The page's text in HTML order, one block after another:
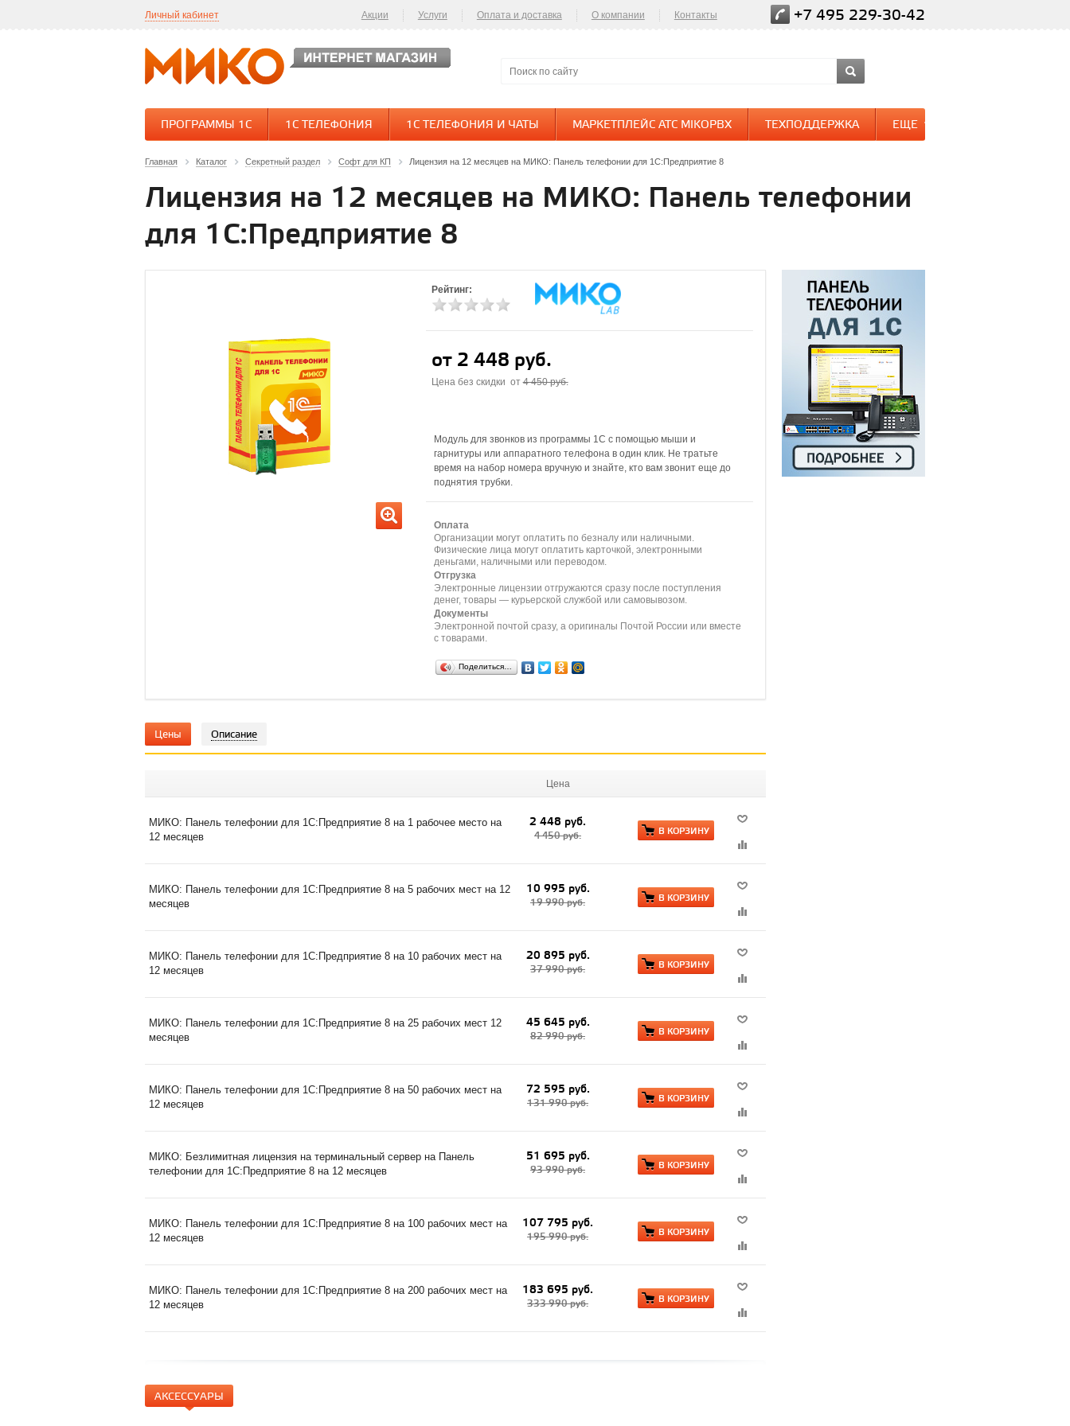
Личный кабинет Акции Услуги Оплата и доставка О компании Контакты +7 495 229-30-42
ПРОГРАММЫ 1С 1С ТЕЛЕФОНИЯ 1С ТЕЛЕФОНИЯ И ЧАТЫ МАРКЕТПЛЕЙС АТС MIKOPBX ТЕХПОДДЕРЖКА ЕЩЕ
Главная Каталог Секретный раздел Софт для КП Лицензия на 12 месяцев на МИКО: Панель телефонии для 1С:Предприятие 8
Лицензия на 12 месяцев на МИКО: Панель телефонии
для 1С:Предприятие 8
Рейтинг:
от 2 448 руб.
Цена без скидки от4 450 руб.
Модуль для звонков из программы 1С с помощью мыши и
гарнитуры или аппаратного телефона в один клик. Не тратьте
время на набор номера вручную и знайте, кто вам звонит еще до
поднятия трубки.
Оплата
Организации могут оплатить по безналу или наличными.
Физические лица могут оплатить карточкой, электронными
деньгами, наличными или переводом.
Отгрузка
Электронные лицензии отгружаются сразу после поступления
денег, товары — курьерской службой или самовывозом.
Документы
Электронной почтой сразу, а оригиналы Почтой России или вместе
с товарами.
Поделиться…
Цены Описание
Цена
МИКО: Панель телефонии для 1С:Предприятие 8 на 1 рабочее место на
12 месяцев
2 448 руб.
4 450 руб. В КОРЗИНУ
МИКО: Панель телефонии для 1С:Предприятие 8 на 5 рабочих мест на 12
месяцев
10 995 руб.
19 990 руб. В КОРЗИНУ
МИКО: Панель телефонии для 1С:Предприятие 8 на 10 рабочих мест на
12 месяцев
20 895 руб.
37 990 руб. В КОРЗИНУ
МИКО: Панель телефонии для 1С:Предприятие 8 на 25 рабочих мест 12
месяцев
45 645 руб.
82 990 руб. В КОРЗИНУ
МИКО: Панель телефонии для 1С:Предприятие 8 на 50 рабочих мест на
12 месяцев
72 595 руб.
131 990 руб. В КОРЗИНУ
МИКО: Безлимитная лицензия на терминальный сервер на Панель
телефонии для 1С:Предприятие 8 на 12 месяцев
51 695 руб.
93 990 руб. В КОРЗИНУ
МИКО: Панель телефонии для 1С:Предприятие 8 на 100 рабочих мест на
12 месяцев
107 795 руб.
195 990 руб. В КОРЗИНУ
МИКО: Панель телефонии для 1С:Предприятие 8 на 200 рабочих мест на
12 месяцев
183 695 руб.
333 990 руб. В КОРЗИНУ
АКСЕССУАРЫ